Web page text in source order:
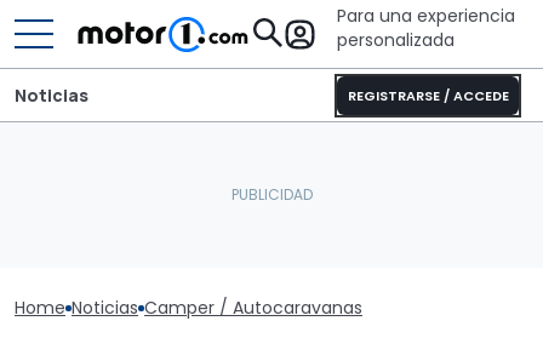
Para una experiencia
personalizada
REGISTRARSE / ACCEDE
Noticias
Home Noticias Camper / Autocaravanas